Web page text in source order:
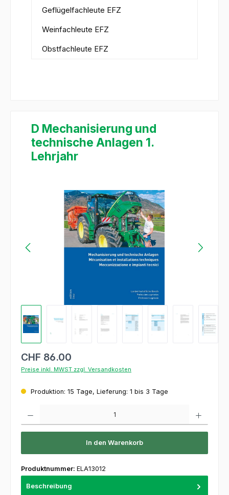
Geflügelfachleute EFZ
Weinfachleute EFZ
Obstfachleute EFZ
D Mechanisierung und
technische Anlagen 1.
Lehrjahr
Bildergalerie überspringen
CHF 86.00
Preise inkl. MWST zzgl. Versandkosten
Produktion: 15 Tage, Lieferung: 1 bis 3 Tage
In den Warenkorb
Produktnummer: ELA13012
Beschreibung